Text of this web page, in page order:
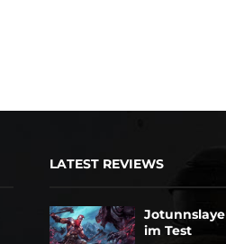
LATEST REVIEWS
im Test